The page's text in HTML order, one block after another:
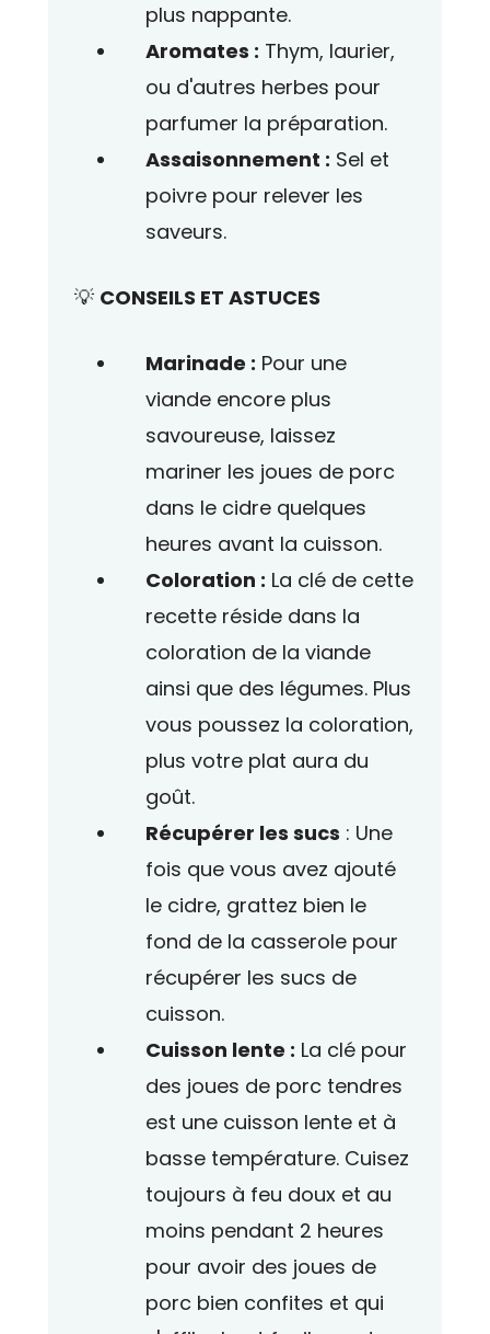
plus nappante.
Aromates : Thym, laurier,
ou d'autres herbes pour
parfumer la préparation.
Assaisonnement : Sel et
poivre pour relever les
saveurs.
💡 CONSEILS ET ASTUCES
Marinade : Pour une
viande encore plus
savoureuse, laissez
mariner les joues de porc
dans le cidre quelques
heures avant la cuisson.
Coloration : La clé de cette
recette réside dans la
coloration de la viande
ainsi que des légumes. Plus
vous poussez la coloration,
plus votre plat aura du
goût.
Récupérer les sucs : Une
fois que vous avez ajouté
le cidre, grattez bien le
fond de la casserole pour
récupérer les sucs de
cuisson.
Cuisson lente : La clé pour
des joues de porc tendres
est une cuisson lente et à
basse température. Cuisez
toujours à feu doux et au
moins pendant 2 heures
pour avoir des joues de
porc bien confites et qui